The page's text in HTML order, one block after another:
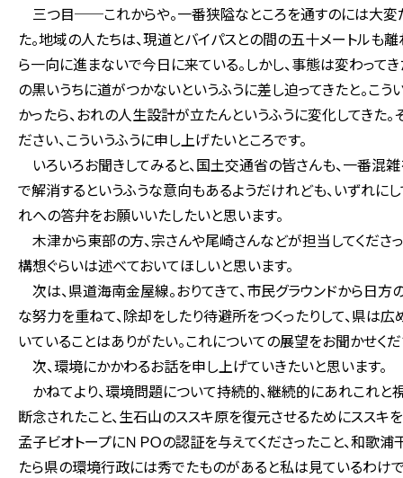
三つ目──これからや。一番狭隘なところを通すのには大変
た。地域の人たちは、現道とバイパスとの間の五十メートルも
ら一向に進まないで今日に来ている。しかし、事態は変わって
の黒いうちに道がつかないというふうに差し迫ってきたと。こ
かったら、おれの人生設計が立たんというふうに変化してきた
ださい、こういうふうに申し上げたいところです。
いろいろお聞きしてみると、国土交通省の皆さんも、一番混
で解消するというふうな意向もあるようだけれども、いずれに
れへの答弁をお願いいたしたいと思います。
木津から東部の方、宗さんや尾崎さんなどが担当してくださ
構想ぐらいは述べておいてほしいと思います。
次は、県道海南金屋線。おりてきて、市民グラウンドから日
な努力を重ねて、除却をしたり待避所をつくったりして、県は
いていることはありがたい。これについての展望をお聞かせくだ
次、環境にかかわるお話を申し上げていきたいと思います。
かねてより、環境問題について持続的、継続的にあれこれ
断念されたこと、生石山のススキ原を復元させるためにススキ
孟子ビオトープにＮＰＯの認証を与えてくださったこと、和
たら県の環境行政には秀でたものがあると私は見ているわけ